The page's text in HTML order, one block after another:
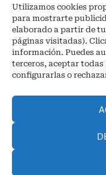
Utilizamos cookies
para mostrarte
elaborado a partir de
páginas visitadas).
información. Puedes
terceros, aceptar todas
configurarlas o
Ctra. A-3132, De Aguilar
COORDENADAS:
info@infrico.com Infrico